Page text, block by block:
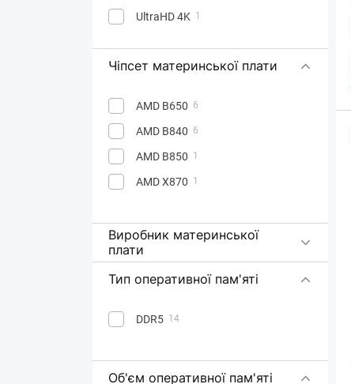
UltraHD 4K 1
Чіпсет материнської плати
AMD B650 6
AMD B840 6
AMD B850 1
AMD X870 1
Виробник материнської
плати
Тип оперативної пам'яті
DDR5 14
Об'єм оперативної пам'яті